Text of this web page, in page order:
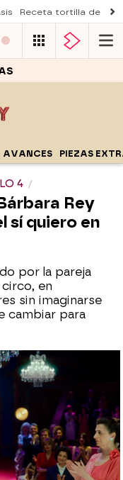
Receta tortilla de
AVANCES PIEZAS
4
Rey
sí quiero en
por la pareja
en
sin imaginarse
cambiar para
a Ángel
familiar”